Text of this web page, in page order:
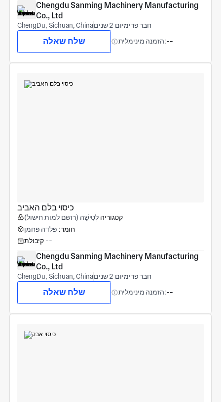
Chengdu Sanming Machinery Manufacturing
Co., Ltd
ChengDu, Sichuan, China חבר פרימיום 2 שנים
שלח שאלה הזמנה מינימלית:--
כיסוי בלם האביב
קטגוריה לְטִישָׁה (רושם למות חישול)
חומר: פלדה פחמן
קיבולת --
Chengdu Sanming Machinery Manufacturing
Co., Ltd
ChengDu, Sichuan, China חבר פרימיום 2 שנים
שלח שאלה הזמנה מינימלית:--